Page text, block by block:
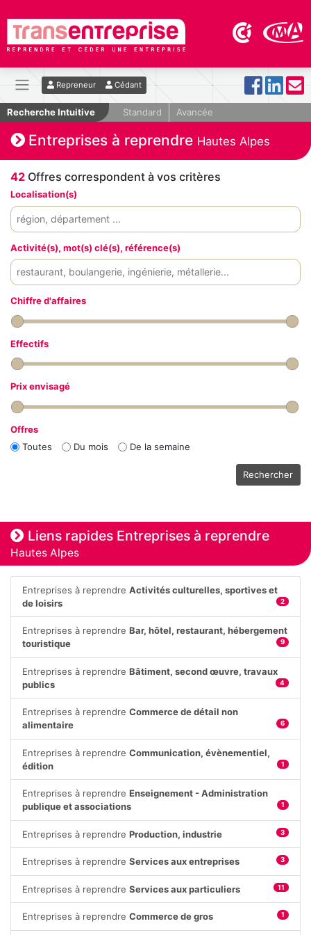
Repreneur Cédant
Recherche Intuitive Standard Avancée
Entreprises à reprendre Hautes Alpes
42 Offres correspondent à vos critères
Localisation(s)
Activité(s), mot(s) clé(s), référence(s)
Chiffre d'affaires
Effectifs
Prix envisagé
Offres
Toutes
Du mois De la semaine
Rechercher
Liens rapides Entreprises à reprendre
Hautes Alpes
Entreprises à reprendreActivités culturelles, sportives et
de loisirs
2
Entreprises à reprendreBar, hôtel, restaurant, hébergement
touristique
9
Entreprises à reprendreBâtiment, second œuvre, travaux
publics
4
Entreprises à reprendreCommerce de détail non
alimentaire
6
Entreprises à reprendreCommunication, évènementiel,
édition
1
Entreprises à reprendreEnseignement - Administration
publique et associations
1
Entreprises à reprendreProduction, industrie 3
Entreprises à reprendreServices aux entreprises 3
Entreprises à reprendreServices aux particuliers 11
Entreprises à reprendreCommerce de gros 1